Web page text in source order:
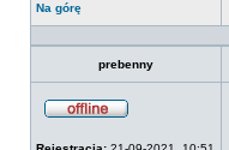
Na górę
prebenny